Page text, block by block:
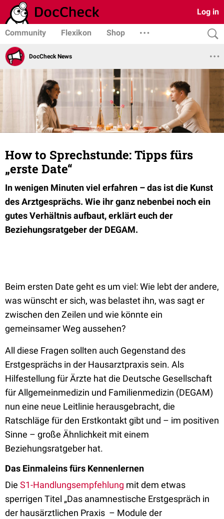
Log in
Community Flexikon Shop
DocCheck News
How to Sprechstunde: Tipps fürs
„erste Date“
In wenigen Minuten viel erfahren – das ist die Kunst
des Arztgesprächs. Wie ihr ganz nebenbei noch ein
gutes Verhältnis aufbaut, erklärt euch der
Beziehungsratgeber der DEGAM.
Beim ersten Date geht es um viel: Wie lebt der andere,
was wünscht er sich, was belastet ihn, was sagt er
zwischen den Zeilen und wie könnte ein
gemeinsamer Weg aussehen?
All diese Fragen sollten auch Gegenstand des
Erstgesprächs in der Hausarztpraxis sein. Als
Hilfestellung für Ärzte hat die Deutsche Gesellschaft
für Allgemeinmedizin und Familienmedizin (DEGAM)
nun eine neue Leitlinie herausgebracht, die
Ratschläge für den Erstkontakt gibt und – im positiven
Sinne – große Ähnlichkeit mit einem
Beziehungsratgeber hat.
Das Einmaleins fürs Kennenlernen
Die S1-Handlungsempfehlung mit dem etwas
sperrigen Titel „Das anamnestische Erstgespräch in
der hausärztlichen Praxis – Module der